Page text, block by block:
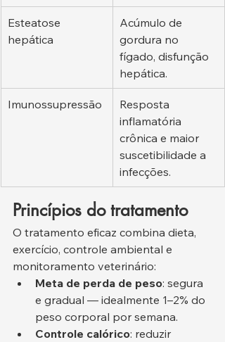
Esteatose
hepática
Acúmulo de
gordura no
fígado, disfunção
hepática.
Imunossupressão
Resposta
inflamatória
crônica e maior
suscetibilidade a
infecções.
Princípios do tratamento
O tratamento eficaz combina dieta,
exercício, controle ambiental e
monitoramento veterinário:
Meta de perda de peso: segura
e gradual — idealmente 1–2% do
peso corporal por semana.
Controle calórico: reduzir